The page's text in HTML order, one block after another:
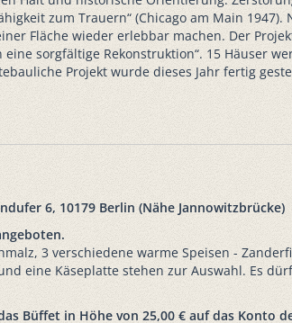
zum Trauern“ (Chicago am Main
Fläche wieder erlebbar machen. Der
sorgfältige Rekonstruktion“. 15 Häuser
Projekt wurde dieses Jahr fertig
6, 10179 Berlin (Nähe Jannowitzbrücke)
3 verschiedene warme Speisen -
eine Käseplatte stehen zur Auswahl. Es
Büffet in Höhe von 25,00 € auf das Konto